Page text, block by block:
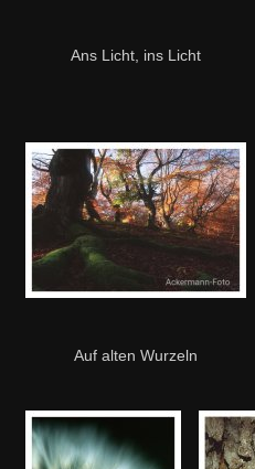
Ans Licht, ins Licht
Auf alten Wurzeln